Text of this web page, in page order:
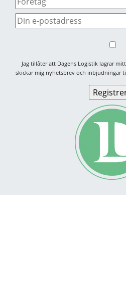
Jag tillåter att Dagens Logistik lagrar
skickar mig nyhetsbrev och inbjudningar